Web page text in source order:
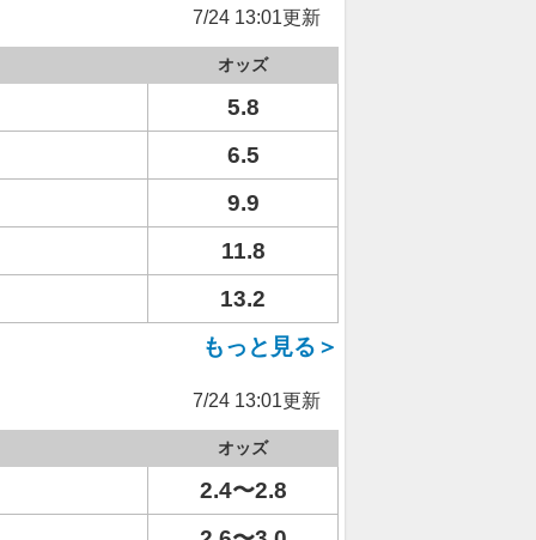
7/24 13:01更新
オッズ
5.8
6.5
9.9
11.8
13.2
もっと見る＞
7/24 13:01更新
オッズ
2.4〜2.8